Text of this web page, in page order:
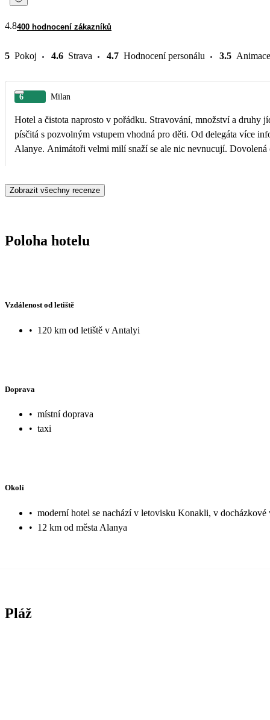
4.8400 hodnocení zákazníků
5 Pokoj 4.6 Strava 4.7 Hodnocení personálu 3.5 Animace
6 Milan
Hotel a čistota naprosto v pořádku. Stravování, množství a druhy
písčitá s pozvolným vstupem vhodná pro děti. Od delegáta více informací o konkrétním hotelu odjezdy dolmuše přímo od hotelů možné v určitých hodinách jak do Konakli tak i do
Alanye. Animátoři velmi milí snaží se ale nic nevnucují. Dovolená
Zobrazit všechny recenze
Poloha hotelu
Vzdálenost od letiště
• 120 km od letiště v Antalyi
Doprava
• místní doprava
• taxi
Okolí
• moderní hotel se nachází v letovisku Konakli, v docházkové
• 12 km od města Alanya
Pláž